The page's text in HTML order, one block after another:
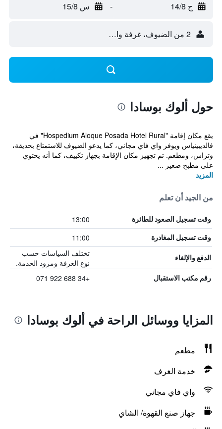
ج 14/8 - س 15/8
2 من الضيوف، غرفة واحدة
حول ألوك بوسادا
يقع مكان إقامة "Hospedium Aloque Posada Hotel Rural" في
فالديبينياس ويوفر واي فاي مجاني، كما يدعو الضيوف للاستمتاع بحديقة،
وتراس، ومطعم. تم تجهيز مكان الإقامة بجهاز تكييف، كما أنه يحتوي
على مطبخ صغير ...
المزيد
من الجيد أن تعلم
وقت تسجيل الصعود للطائرة 13:00
وقت تسجيل المغادرة 11:00
الدفع والإلغاء
تختلف السياسات حسب
نوع الغرفة ومزود الخدمة.
رقم مكتب الاستقبال +34 688 922 071
المزايا ووسائل الراحة في ألوك بوسادا
مطعم
خدمة الغرف
واي فاي مجاني
جهاز صنع القهوة/ الشاي